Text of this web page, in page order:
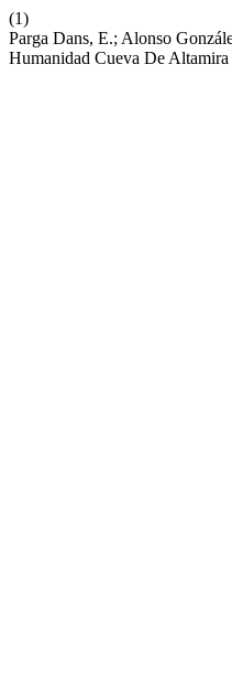
(1)
Parga Dans, E.; Alonso
Humanidad Cueva De Altamira